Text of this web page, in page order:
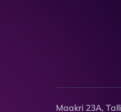
Maakri 23A,